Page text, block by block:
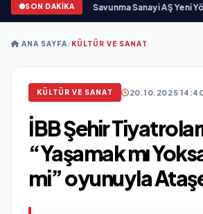
SON DAKİKA
•Açıkgöz Savunma Sanayi AŞ Yeni
ANA SAYFA/KÜLTÜR VE SANAT
KÜLTÜR VE SANAT 20.10.2025
İBB Şehir
“Yaşamak mı
mi” oyunuyla